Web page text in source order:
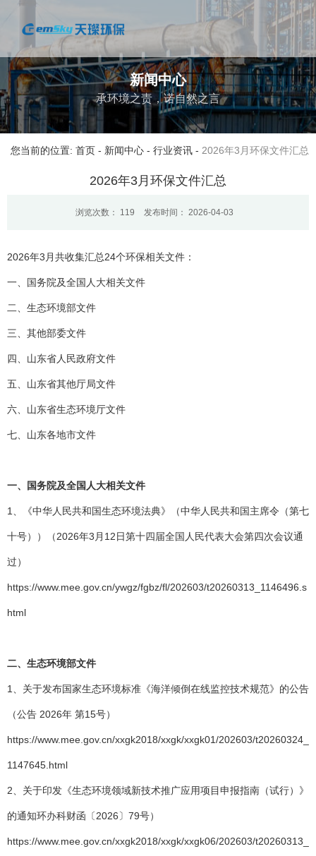
新闻中心
承环境之责，诺自然之言
您当前的位置: 首页 - 新闻中心 - 行业资讯 - 2026年3月环保文件汇总
2026年3月环保文件汇总
浏览次数： 119 发布时间： 2026-04-03
2026年3月共收集汇总24个环保相关文件：
一、国务院及全国人大相关文件
二、生态环境部文件
三、其他部委文件
四、山东省人民政府文件
五、山东省其他厅局文件
六、山东省生态环境厅文件
七、山东各地市文件
一、国务院及全国人大相关文件
1、《中华人民共和国生态环境法典》（中华人民共和国主席令（第七
十号））（2026年3月12日第十四届全国人民代表大会第四次会议通
过）
https://www.mee.gov.cn/ywgz/fgbz/fl/202603/t20260313_1146496.s
html
二、生态环境部文件
1、关于发布国家生态环境标准《海洋倾倒在线监控技术规范》的公告
（公告 2026年 第15号）
https://www.mee.gov.cn/xxgk2018/xxgk/xxgk01/202603/t20260324_
1147645.html
2、关于印发《生态环境领域新技术推广应用项目申报指南（试行）》
的通知环办科财函〔2026〕79号）
https://www.mee.gov.cn/xxgk2018/xxgk/xxgk06/202603/t20260313_